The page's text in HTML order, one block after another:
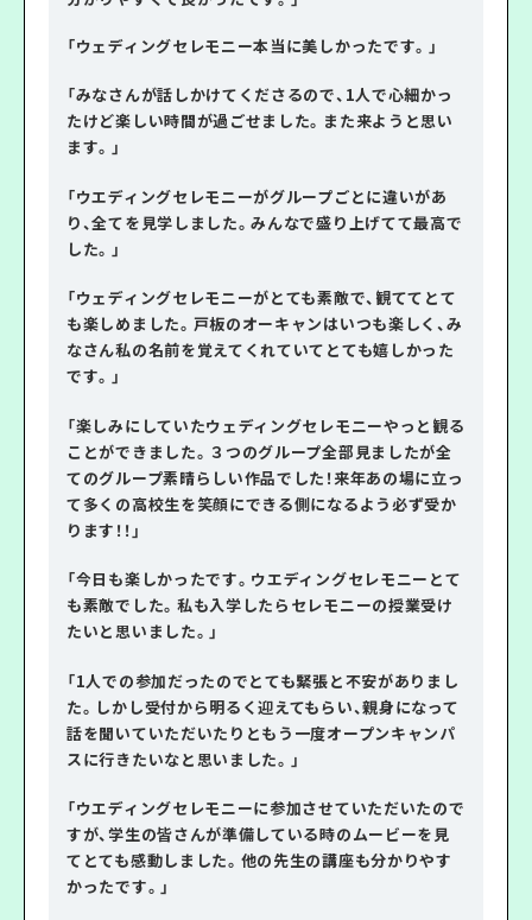
「ウェディングセレモニー本当に美しかったです。」
「みなさんが話しかけてくださるので、1人で心細かっ
たけど楽しい時間が過ごせました。また来ようと思い
ます。」
「ウエディングセレモニーがグループごとに違いがあ
り、全てを見学しました。みんなで盛り上げてて最高で
した。」
「ウェディングセレモニーがとても素敵で、観ててとて
も楽しめました。戸板のオーキャンはいつも楽しく、み
なさん私の名前を覚えてくれていてとても嬉しかった
です。」
「楽しみにしていたウェディングセレモニーやっと観る
ことができました。３つのグループ全部見ましたが全
てのグループ素晴らしい作品でした！来年あの場に立っ
て多くの高校生を笑顔にできる側になるよう必ず受か
ります！！」
「今日も楽しかったです。ウエディングセレモニーとて
も素敵でした。私も入学したらセレモニーの授業受け
たいと思いました。」
「1人での参加だったのでとても緊張と不安がありまし
た。しかし受付から明るく迎えてもらい、親身になって
話を聞いていただいたりともう一度オープンキャンパ
スに行きたいなと思いました。」
「ウエディングセレモニーに参加させていただいたので
すが、学生の皆さんが準備している時のムービーを見
てとても感動しました。他の先生の講座も分かりやす
かったです。」